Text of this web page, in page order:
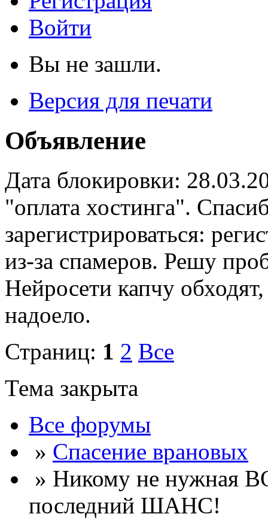
Войти
Вы не зашли.
Версия для печати
Объявление
Дата блокировки:
"оплата хостинга".
зарегистрироваться:
из-за спамеров. Решу
Нейросети капчу
надоело.
Страниц: 1 2 Все
Тема закрыта
Все форумы
» Спасение врановых
» Никому не
последний ШАНС!